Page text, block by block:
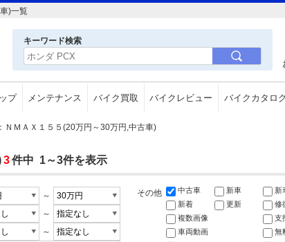
)一覧
キーワード検索
プ メンテナンス バイク買取 バイクレビュー バイクカタロ
ＮＭＡＸ１５５(20万円～30万円,中古車)
3件中 1～3件を表示
～
～
～
その他 中古車 新車
新
新着
更新
修
複数画像
支
車両動画
無